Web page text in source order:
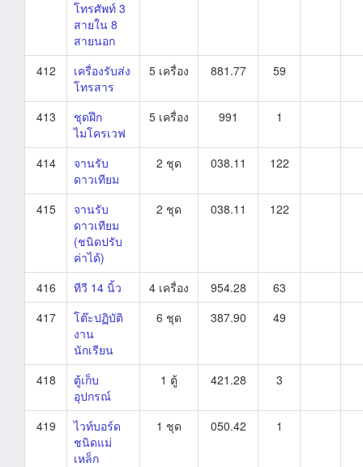
โทรศัพท์ 3
สายใน 8
สายนอก
412
เครื่องรับส่ง
โทรสาร
5 เครื่อง 881.77 59
413
ชุดฝึก
ไมโครเวฟ
5 เครื่อง 991 1
414
จานรับ
ดาวเทียม
2 ชุด 038.11 122
415
จานรับ
ดาวเทียม
(ชนิดปรับ
ค่าได้)
2 ชุด 038.11 122
416 ทีวี 14 นิ้ว 4 เครื่อง 954.28
63
417
โต๊ะปฏิบัติ
งาน
นักเรียน
6 ชุด 387.90 49
418
ตู้เก็บ
อุปกรณ์
1 ตู้ 421.28 3
419
ไวท์บอร์ด
ชนิดแม่
เหล็ก
1 ชุด 050.42 1